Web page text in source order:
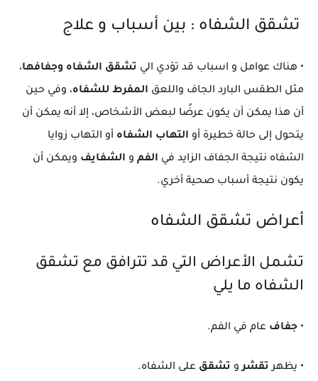
تشقق الشفاه : بين أسباب و علاج
• هناك عوامل و اسباب قد تؤدي الي تشقق الشفاه وجفافها،
مثل الطقس البارد الجاف واللعق المفرط للشفاه، وفي حين
أن هذا يمكن أن يكون عرضًا لبعض الأشخاص، إلا أنه يمكن أن
يتحول إلى حالة خطيرة أو التهاب الشفاه أو التهاب زوايا
الشفاه نتيجة الجفاف الزايد في الفم و الشفايف ويمكن أن
يكون نتيجة أسباب صحية أخري.
أعراض تشقق الشفاه
تشمل الأعراض التي قد تترافق مع تشقق
الشفاه ما يلي
• جفاف عام في الفم.
• يظهر تقشرو تشقق على الشفاه.